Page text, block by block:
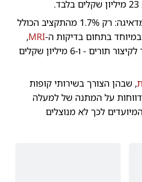
למרות הזרמת הכספים הניכרת, הנתונים מעלים תמונה מדאיגה: רק 1.7% מהתקציב הכולל
במיוחד בתחום בדיקות ה-MRI
,
שם קופות החולים כשלו בניצול מלא של התקציב המיועד לקיצור תורים - ו-6 מיליון שקלים
, שבהן הצורך בשירותי קופות
על המתנה של למעלה
לכך לא מנוצלים